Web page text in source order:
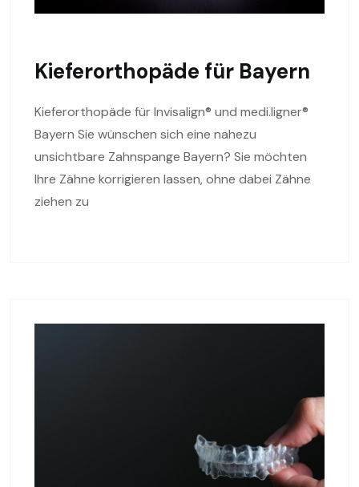
Kieferorthopäde für Bayern
Kieferorthopäde für Invisalign® und medi.ligner®
Bayern Sie wünschen sich eine nahezu
unsichtbare Zahnspange Bayern? Sie möchten
Ihre Zähne korrigieren lassen, ohne dabei Zähne
ziehen zu